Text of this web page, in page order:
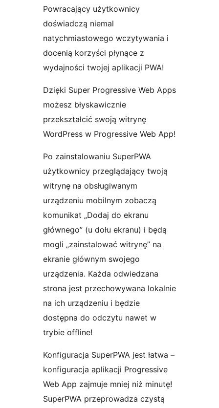
Powracający użytkownicy
doświadczą niemal
natychmiastowego wczytywania i
docenią korzyści płynące z
wydajności twojej aplikacji PWA!
Dzięki Super Progressive Web Apps
możesz błyskawicznie
przekształcić swoją witrynę
WordPress w Progressive Web App!
Po zainstalowaniu SuperPWA
użytkownicy przeglądający twoją
witrynę na obsługiwanym
urządzeniu mobilnym zobaczą
komunikat „Dodaj do ekranu
głównego” (u dołu ekranu) i będą
mogli „zainstalować witrynę” na
ekranie głównym swojego
urządzenia. Każda odwiedzana
strona jest przechowywana lokalnie
na ich urządzeniu i będzie
dostępna do odczytu nawet w
trybie offline!
Konfiguracja SuperPWA jest łatwa –
konfiguracja aplikacji Progressive
Web App zajmuje mniej niż minutę!
SuperPWA przeprowadza czystą